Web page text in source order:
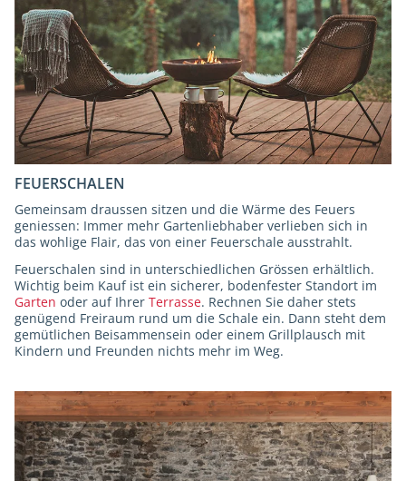
FEUERSCHALEN
Gemeinsam draussen sitzen und die Wärme des Feuers
geniessen: Immer mehr Gartenliebhaber verlieben sich in
das wohlige Flair, das von einer Feuerschale ausstrahlt.
Feuerschalen sind in unterschiedlichen Grössen erhältlich.
Wichtig beim Kauf ist ein sicherer, bodenfester Standort im
Garten oder auf Ihrer Terrasse. Rechnen Sie daher stets
genügend Freiraum rund um die Schale ein. Dann steht dem
gemütlichen Beisammensein oder einem Grillplausch mit
Kindern und Freunden nichts mehr im Weg.